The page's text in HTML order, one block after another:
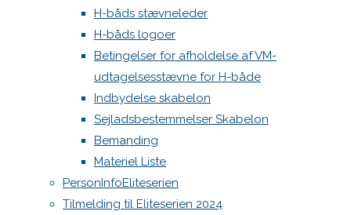
H-båds stævneleder
H-båds logoer
Betingelser for afholdelse af VM-
udtagelsesstævne for H-både
Indbydelse skabelon
Sejladsbestemmelser Skabelon
Bemanding
Materiel Liste
PersonInfoEliteserien
Tilmelding til Eliteserien 2024
svar
Din e-
mailadresse
vil ikke
blive
publiceret.
Krævede